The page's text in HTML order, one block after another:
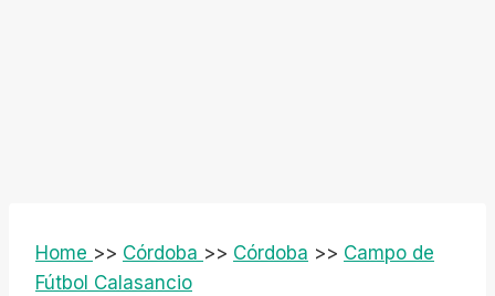
Home >> Córdoba >> Córdoba >> Campo de
Fútbol Calasancio